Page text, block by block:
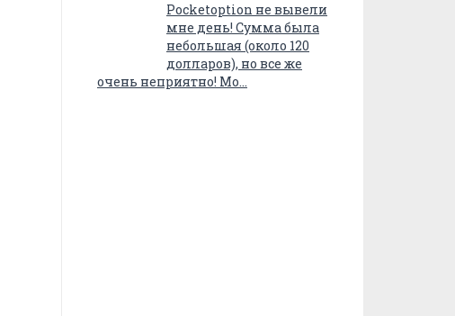
Pocketoption не вывели
мне день! Сумма была
небольшая (около 120
долларов), но все же
очень неприятно! Мо…